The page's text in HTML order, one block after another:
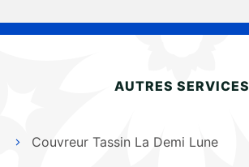
AUTRES SERVICES
Couvreur Tassin La Demi Lune